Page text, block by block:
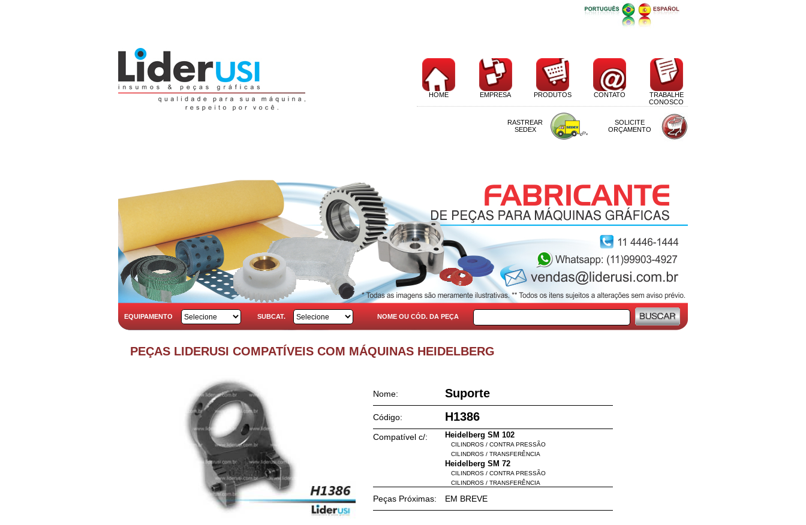
HOME EMPRESA PRODUTOS CONTATO
TRABALHE
CONOSCO
RASTREAR
SEDEX
SOLICITE
ORÇAMENTO
EQUIPAMENTO SUBCAT. NOME OU CÓD. DA PEÇA
PEÇAS LIDERUSI COMPATÍVEIS COM MÁQUINAS HEIDELBERG
Nome: Suporte
Código: H1386
Compatível c/: Heidelberg SM 102
CILINDROS / CONTRA PRESSÃO
CILINDROS / TRANSFERÊNCIA
Heidelberg SM 72
CILINDROS / CONTRA PRESSÃO
CILINDROS / TRANSFERÊNCIA
Peças Próximas: EM BREVE